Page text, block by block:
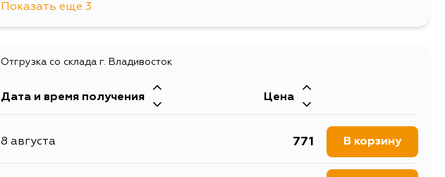
17 августа
19 августа 771
Показать еще 3
Отгрузка со склада г. Владивосток
Дата и время получения Цена
8 августа 771 В корзину